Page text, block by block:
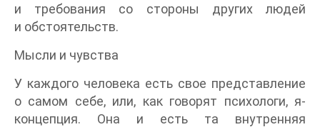
и требования со стороны других людей
и обстоятельств.
Мысли и чувства
У каждого человека есть свое представление
о самом себе, или, как говорят психологи, я-
концепция. Она и есть та внутренняя